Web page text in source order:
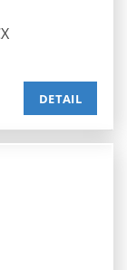
DETAIL